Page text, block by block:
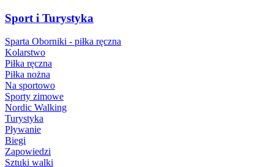
Sport i Turystyka
Sparta Oborniki - piłka ręczna
Kolarstwo
Piłka ręczna
Piłka nożna
Na sportowo
Sporty zimowe
Nordic Walking
Turystyka
Pływanie
Biegi
Zapowiedzi
Sztuki walki